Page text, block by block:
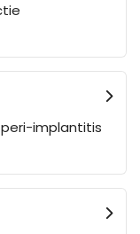
implantitis